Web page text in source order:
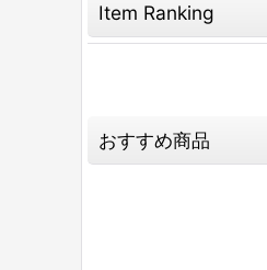
Item Ranking
おすすめ商品